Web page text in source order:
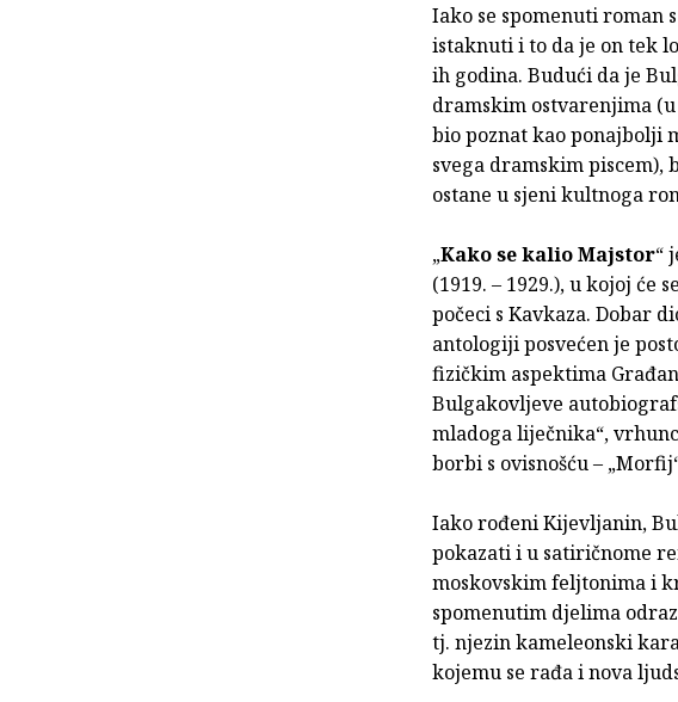
Iako se spomenuti roman
istaknuti i to da je on tek
ih godina. Budući da je
dramskim ostvarenjima
bio poznat kao ponajbolji
svega dramskim piscem),
ostane u sjeni kultnoga
„Kako se kalio Majstor“
(1919. – 1929.), u kojoj
počeci s Kavkaza. Dobar
antologiji posvećen je
fizičkim aspektima
Bulgakovljeve
mladoga liječnika“,
borbi s ovisnošću –
Iako rođeni Kijevljanin,
pokazati i u satiričnome
moskovskim feljtonima i
spomenutim djelima
tj. njezin kameleonski
kojemu se rađa i nova